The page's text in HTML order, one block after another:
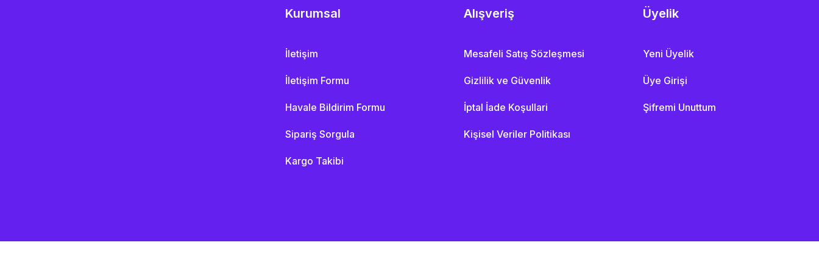
Kurumsal
İletişim
İletişim Formu
Havale Bildirim Formu
Sipariş Sorgula
Kargo Takibi
Alışveriş
Mesafeli Satış Sözleşmesi
Gizlilik ve Güvenlik
İptal İade Koşullari
Kişisel Veriler Politikası
Üyelik
Yeni Üyelik
Üye Girişi
Şifremi Unuttum